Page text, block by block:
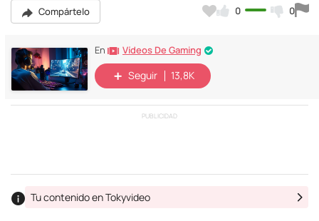
Compártelo 0 0
En Vídeos De Gaming
Seguir 13,8K
PUBLICIDAD
Tu contenido en Tokyvideo